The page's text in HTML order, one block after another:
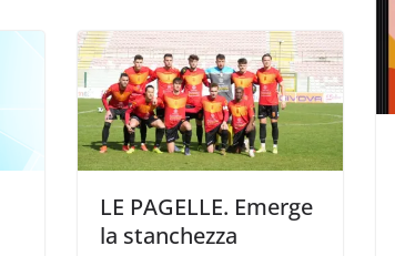
LE PAGELLE. Emerge
la stanchezza